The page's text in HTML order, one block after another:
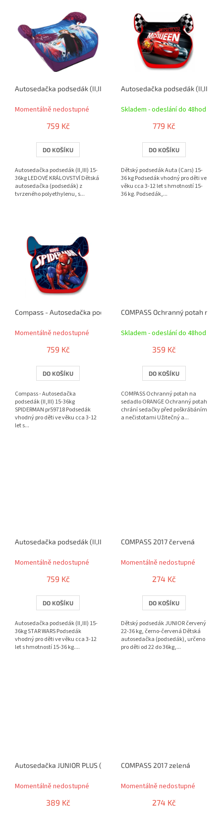
Autosedačka podsedák (II,III) 15-36kg LEDOVÉ KRÁLOVSTVÍ
Momentálně nedostupné
759 Kč
DO KOŠÍKU
Autosedačka podsedák (II,III) 15-
36kg LEDOVÉ KRÁLOVSTVÍ Dětská
autosedačka (podsedák) z
tvrzeného polyethylenu, s...
Autosedačka podsedák (II,III)
Skladem - odeslání do 48hod
779 Kč
DO KOŠÍKU
Dětský podsedák Auta (Cars) 15-
36 kg Podsedák vhodný pro děti ve
věku cca 3-12 let s hmotností 15-
36 kg. Podsedák,...
Compass - Autosedačka podsedák (II,III) 15-36kg SPIDERMAN
Momentálně nedostupné
759 Kč
DO KOŠÍKU
Compass - Autosedačka
podsedák (II,III) 15-36kg
SPIDERMAN pr59718 Podsedák
vhodný pro děti ve věku cca 3-12
let s...
COMPASS Ochranný potah na
Skladem - odeslání do 48hod
359 Kč
DO KOŠÍKU
COMPASS Ochranný potah na
sedadlo ORANGE Ochranný potah
chrání sedačky před poškrábáním
a nečistotami Užitečný a...
Autosedačka podsedák (II,III) 15-36kg STAR WARS
Momentálně nedostupné
759 Kč
DO KOŠÍKU
Autosedačka podsedák (II,III) 15-
36kg STAR WARS Podsedák
vhodný pro děti ve věku cca 3-12
let s hmotností 15-36 kg....
COMPASS 2017 červená
Momentálně nedostupné
274 Kč
DO KOŠÍKU
Dětský podsedák JUNIOR červený
22-36 kg, černo-červená Dětská
autosedačka (podsedák), určeno
pro děti od 22 do 36kg,...
Autosedačka JUNIOR PLUS (II,III) 15-36kg modrá
Momentálně nedostupné
389 Kč
COMPASS 2017 zelená
Momentálně nedostupné
274 Kč